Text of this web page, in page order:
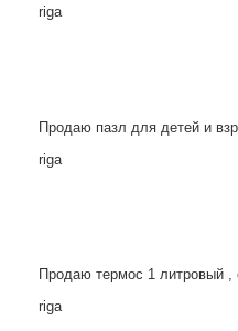
riga
Продаю пазл для детей и
riga
Продаю термос 1 литровый ,
riga